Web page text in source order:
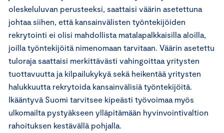
oleskeluluvan perusteeksi, saattaisi väärin asetettuna
johtaa siihen, että kansainvälisten työntekijöiden
rekrytointi ei olisi mahdollista matalapalkkaisilla aloilla,
joilla työntekijöitä nimenomaan tarvitaan. Väärin asetettu
tuloraja saattaisi merkittävästi vahingoittaa yritysten
tuottavuutta ja kilpailukykyä sekä heikentää yritysten
halukkuutta rekrytoida kansainvälisiä työntekijöitä.
Ikääntyvä Suomi tarvitsee kipeästi työvoimaa myös
ulkomailta pystyäkseen ylläpitämään hyvinvointivaltion
rahoituksen kestävällä pohjalla.